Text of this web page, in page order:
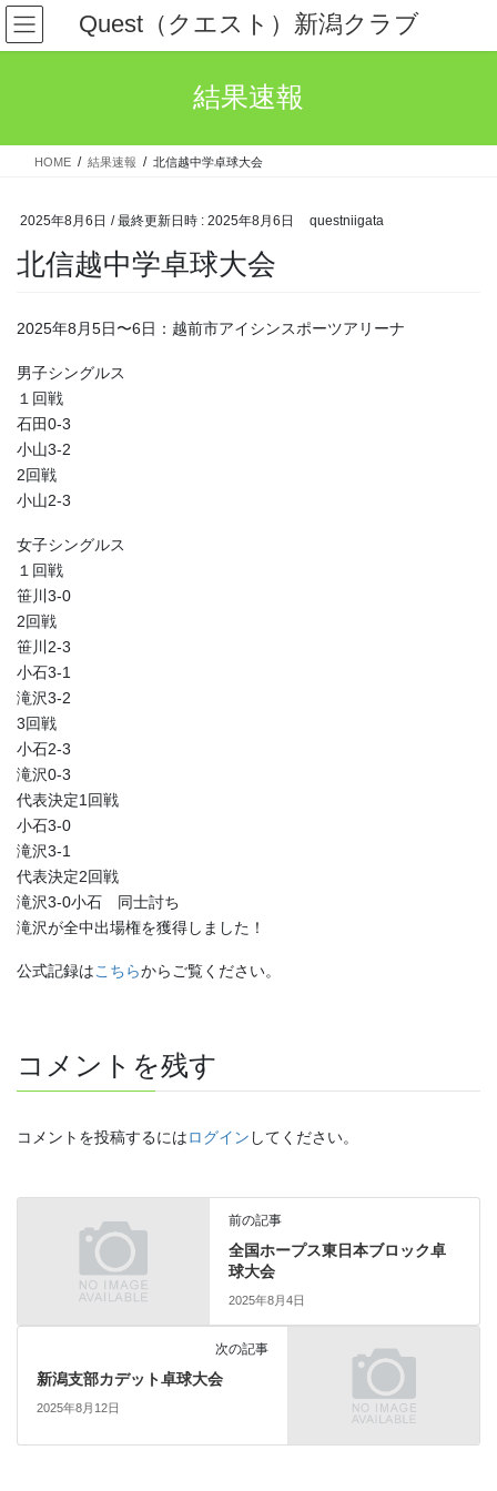
コ
ン
テ
ス
ナ
ビ
ゲ
ン
Quest（クエスト）新潟クラブ
結果速報
HOME 結果速報 北信越中学卓球大会
2025年8月6日 / 最終更新日時 : 2025年8月6日 questniigata
北信越中学卓球大会
2025年8月5日〜6日：越前市アイシンスポーツアリーナ
男子シングルス
１回戦
石田0-3
小山3-2
2回戦
小山2-3
女子シングルス
１回戦
笹川3-0
2回戦
笹川2-3
小石3-1
滝沢3-2
3回戦
小石2-3
滝沢0-3
代表決定1回戦
小石3-0
滝沢3-1
代表決定2回戦
滝沢3-0小石 同士討ち
滝沢が全中出場権を獲得しました！
公式記録はこちらからご覧ください。
コメントを残す
コメントを投稿するにはログイン してください。
前の記事
全国ホープス東日本ブロック卓
球大会
2025年8月4日
次の記事
新潟支部カデット卓球大会
2025年8月12日